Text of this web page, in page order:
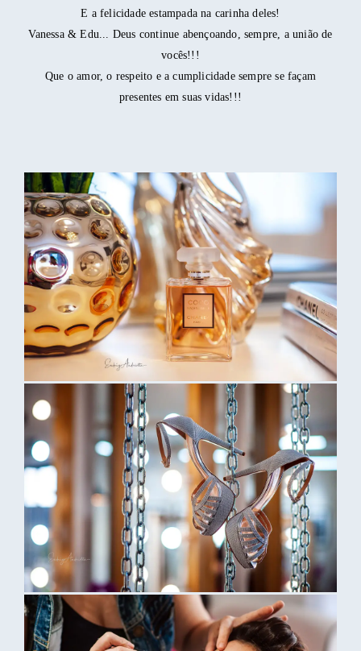
E a felicidade estampada na carinha deles!
Vanessa & Edu... Deus continue abençoando, sempre, a união de
vocês!!!
Que o amor, o respeito e a cumplicidade sempre se façam
presentes em suas vidas!!!